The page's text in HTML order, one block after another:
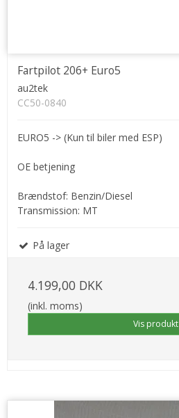
Fartpilot 206+ Euro5
au2tek
CC50-0840
EURO5 -> (Kun til biler med ESP)
OE betjening
Brændstof: Benzin/Diesel
Transmission: MT
På lager
4.199,00 DKK
(inkl. moms)
Vis produkt